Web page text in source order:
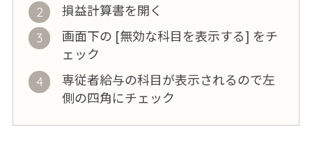
損益計算書を開く
画面下の [無効な科目を表示する] をチ
ェック
専従者給与の科目が表示されるので左
側の四角にチェック